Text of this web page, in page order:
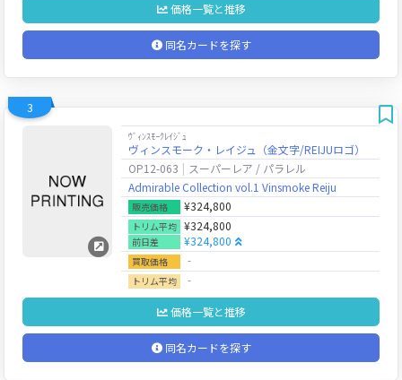
価格一覧と推移
同名カードを探す
3
ｳﾞｨﾝｽﾓｰｸﾚｲｼﾞｭ
ヴィンスモーク・レイジュ（金文字/REIJUロゴ）
OP12-063
スーパーレア / パラレル
Admirable Collection vol.1 Vinsmoke Reiju
販売価格 ¥324,800
トリム平均 ¥324,800
前日差 ¥324,800
買取価格 ‐
トリム平均 ‐
価格一覧と推移
同名カードを探す